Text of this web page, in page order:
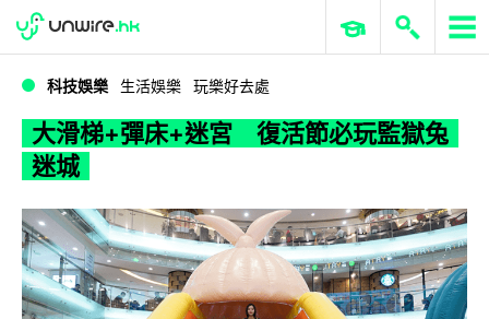
大滑梯+彈床+迷宮 復活節必玩監獄兔迷城
WWDC 2026 ERP 與商業 AI
科技娛樂 生活娛樂 玩樂好去處
大滑梯+彈床+迷宮 復活節必玩監獄兔
迷城